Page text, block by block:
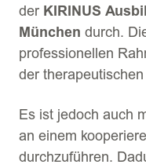
der KIRINUS
München durch.
professionellen
der
Es ist jedoch auch
an einem
durchzuführen.